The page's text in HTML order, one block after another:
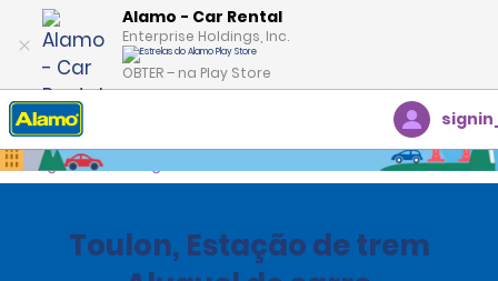
Alamo - Car Rental
Enterprise Holdings, Inc.
OBTER – na Play Store
Página inicial
Toulon, Estação de trem